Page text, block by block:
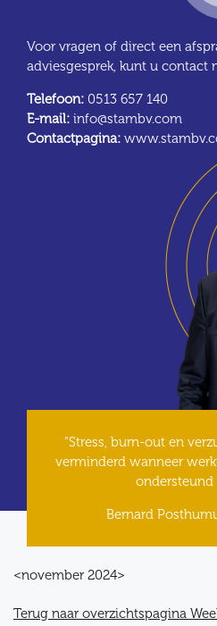
Voor vragen of direct een
adviesgesprek, kunt u contact
Telefoon: 0513 657 140
E-mail: info@stambv.com
Contactpagina:
“Stress, burn-out en
verminderd wanneer
ondersteund
Bernard
<november 2024>
Terug naar overzichtspagina